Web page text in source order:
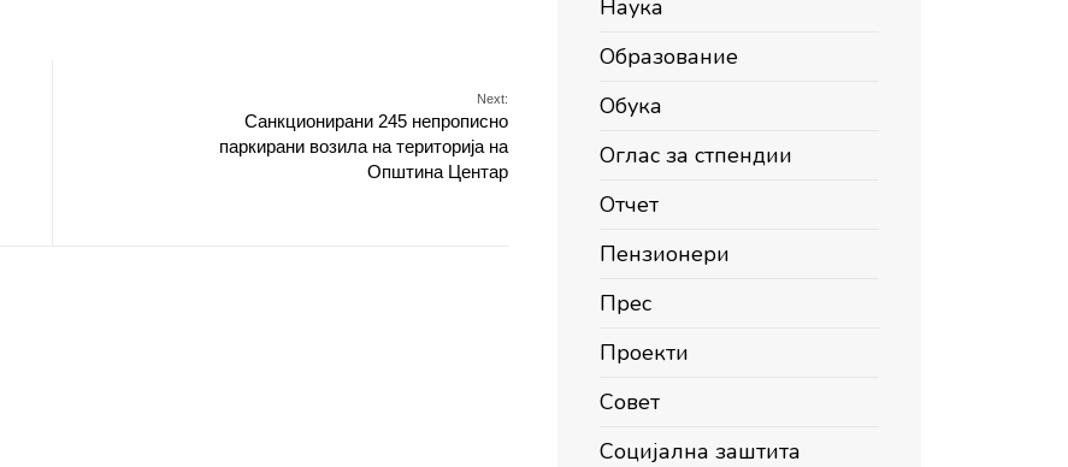
Next:
Санкционирани 245 непрописно
паркирани возила на територија на
Општина Центар
Наука
Образование
Обука
Оглас за стпендии
Отчет
Пензионери
Прес
Проекти
Совет
Социјална заштита